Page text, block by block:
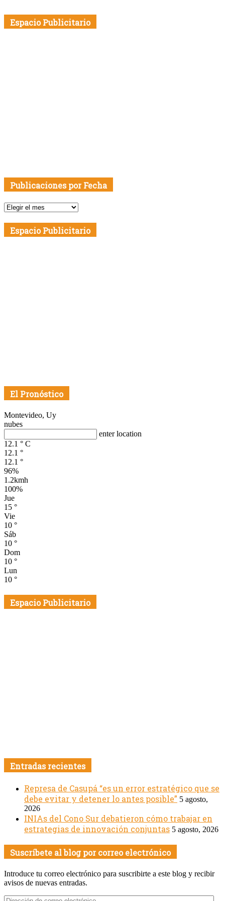
Espacio Publicitario
Publicaciones por Fecha
Publicaciones
Fecha
Espacio Publicitario
El Pronóstico
Montevideo, Uy
nubes
enter location
12.1 ° C
12.1 °
12.1 °
96%
1.2kmh
100%
Jue
15 °
Vie
10 °
Sáb
10 °
Dom
10 °
Lun
10 °
Espacio Publicitario
Entradas recientes
Represa de Casupá “es un error estratégico que se
debe evitar y detener lo antes posible” 5 agosto,
2026
INIAs del Cono Sur debatieron cómo trabajar en
estrategias de innovación conjuntas 5 agosto, 2026
Suscríbete al blog por correo electrónico
Introduce tu correo electrónico para suscribirte a este blog y recibir
avisos de nuevas entradas.